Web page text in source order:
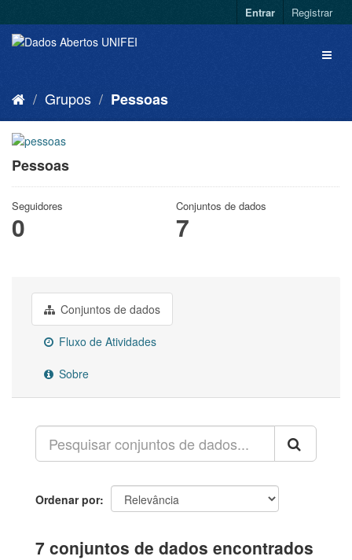
Entrar Registrar
Grupos Pessoas
Pessoas
Seguidores
0
Conjuntos de dados
7
Conjuntos de dados
Fluxo de Atividades
Sobre
Ordenar por
7 conjuntos de dados encontrados